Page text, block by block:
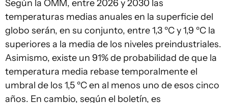
Según la OMM, entre 2026 y 2030 las
temperaturas medias anuales en la superficie del
globo serán, en su conjunto, entre 1,3 ºC y 1,9 ºC la
superiores a la media de los niveles preindustriales.
Asimismo, existe un 91% de probabilidad de que la
temperatura media rebase temporalmente el
umbral de los 1,5 ºC en al menos uno de esos cinco
años. En cambio, según el boletín, es